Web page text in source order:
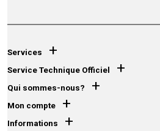
Services +
Service Technique Officiel +
Qui sommes-nous? +
Mon compte +
Informations +